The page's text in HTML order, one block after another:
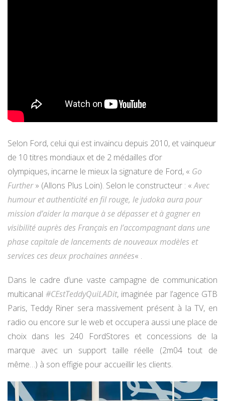
Selon Ford, celui qui est invaincu depuis 2010, et vainqueur
de 10 titres mondiaux et de 2 médailles d’or
olympiques, incarne le mieux la signature de Ford, « Go
Further» (Allons Plus Loin). Selon le constructeur : «Avec
humour et authenticité en fil rouge, le judoka aura pour
mission d’aider la marque à se dépasser et à gagner en
visibilité auprès des Français en l’accompagnant dans une
phase capitale de lancements de nouveaux modèles et
services ces deux prochaines années« .
Dans le cadre d’une vaste campagne de communication
multicanal#CEstTeddyQuiLADit, imaginée par l’agence GTB
Paris, Teddy Riner sera massivement présent à la TV, en
radio ou encore sur le web et occupera aussi une place de
choix dans les 240 FordStores et concessions de la
marque avec un support taille réelle (2m04 tout de
même…) à son effigie pour accueillir les clients.